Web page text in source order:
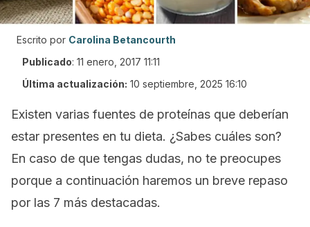
Escrito por Carolina Betancourth
Publicado: 11 enero, 2017 11:11
Última actualización: 10 septiembre, 2025 16:10
Existen varias fuentes de proteínas que deberían
estar presentes en tu dieta. ¿Sabes cuáles son?
En caso de que tengas dudas, no te preocupes
porque a continuación haremos un breve repaso
por las 7 más destacadas.